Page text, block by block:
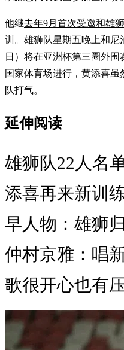
他继去年9月首次受邀和雄
训。雄狮队星期五晚上和尼
日）将在亚洲杯第三圈外
国家体育场进行，黄添喜
队打气。
延伸阅读
雄狮队22人名
添喜再来新训
早人物：雄狮
仲村京雅：唱
歌很开心也有